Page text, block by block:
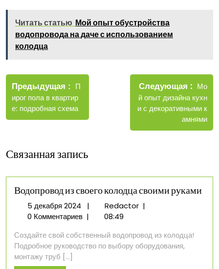
Читать статью Мой опыт обустройства
водопровода на даче с использованием
колодца
Навигация
по
записям
Предыдущая
Старые
записи
П
ирог пола в квартир
е: подробная схема
Следующая
Новые
записи
Мо
й опыт дизайна кухн
и с декоративными к
амнями
Связанная запись
Водопровод из своего колодца своими руками
5 декабря 20245
декабря
| RedactorВодопровод
колодца
своими
|
0 Комментариев |
08:49
Создайте свой собственный водопровод из колодца!
Подробное руководство по выбору оборудования,
монтажу труб [...]